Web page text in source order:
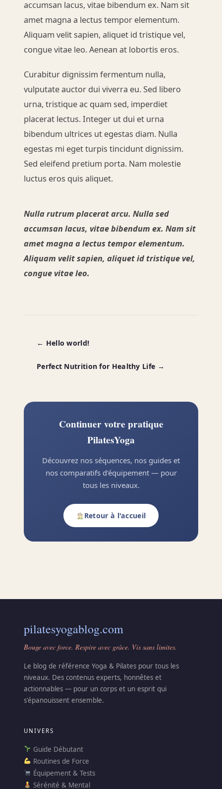
accumsan lacus, vitae bibendum ex. Nam sit
amet magna a lectus tempor elementum.
Aliquam velit sapien, aliquet id tristique vel,
congue vitae leo. Aenean at lobortis eros.
Curabitur dignissim fermentum nulla,
vulputate auctor dui viverra eu. Sed libero
urna, tristique ac quam sed, imperdiet
placerat lectus. Integer ut dui et urna
bibendum ultrices ut egestas diam. Nulla
egestas mi eget turpis tincidunt dignissim.
Sed eleifend pretium porta. Nam molestie
luctus eros quis aliquet.
Nulla rutrum placerat arcu. Nulla sed
accumsan lacus, vitae bibendum ex. Nam sit
amet magna a lectus tempor elementum.
Aliquam velit sapien, aliquet id tristique vel,
congue vitae leo.
← Hello world!
Perfect Nutrition for Healthy Life →
Continuer votre pratique
PilatesYoga
Découvrez nos séquences, nos guides et
nos comparatifs d'équipement — pour
tous les niveaux.
Retour à l'accueil
pilatesyogablog.com
Bouge avec force. Respire avec grâce. Vis sans limites.
Le blog de référence Yoga & Pilates pour tous les
niveaux. Des contenus experts, honnêtes et
actionnables — pour un corps et un esprit qui
s'épanouissent ensemble.
UNIVERS
Guide Débutant
Routines de Force
Équipement & Tests
Sérénité & Mental